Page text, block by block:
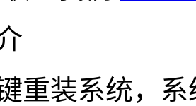
重装系统，